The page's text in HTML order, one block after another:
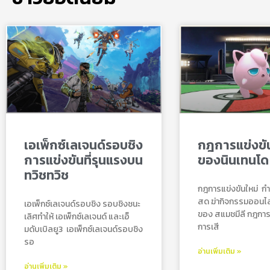
เอเพ็กซ์เลเจนด์รอบชิง
การแข่งขันที่รุนแรงบน
ทวิชทวิช
เอเพ็กซ์เลเจนด์รอบชิง รอบชิงชนะ
เลิศทำให้ เอเพ็กซ์เลเจนด์ และเอ็
มดับเบิลยู3 เอเพ็กซ์เลเจนด์รอบชิง
รอ
อ่านเพิ่มเติม »
กฎการแข่งขั
ของนินเทนโด
กฎการแข่งขันใหม่ กํ
สด ฆ่ากิจกรรมออน
ของ สแมชมีลี กฎกา
การเสี
อ่านเพิ่มเติม »